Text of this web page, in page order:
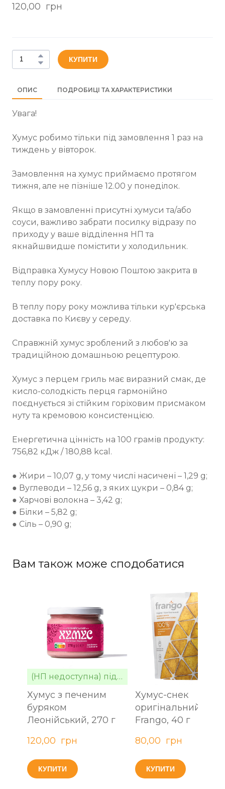
120,00  грн
КУПИТИ
ОПИС ПОДРОБИЦІ ТА ХАРАКТЕРИСТИКИ
Увага!
Хумус робимо тільки під замовлення 1 раз на
тиждень у вівторок.
Замовлення на хумус приймаємо протягом
тижня, але не пізніше 12.00 у понеділок.
Якщо в замовленні присутні хумуси та/або
соуси, важливо забрати посилку відразу по
приходу у ваше відділення НП та
якнайшвидше помістити у холодильник.
Відправка Хумусу Новою Поштою закрита в
теплу пору року.
В теплу пору року можлива тільки кур'єрська
доставка по Києву у середу.
Справжній хумус зроблений з любов'ю за
традиційною домашньою рецептурою.
Хумус з перцем гриль має виразний смак, де
кисло-солодкість перця гармонійно
поєднується зі стійким горіховим присмаком
нуту та кремовою консистенцією.
Енергетична цінність на 100 грамів продукту:
756,82 кДж / 180,88 kcal.
● Жири – 10,07 g, у тому числі насичені – 1,29 g;
● Вуглеводи – 12,56 g, з яких цукри – 0,84 g;
● Харчові волокна – 3,42 g;
● Білки – 5,82 g;
● Сіль – 0,90 g;
Вам також може сподобатися
(НП недоступна) під замовлення
Хумус з печеним
буряком
Леонійський, 270 г
120,00  грн
КУПИТИ
Хумус-снек
оригінальний
Frango, 40 г
80,00  грн
КУПИТИ